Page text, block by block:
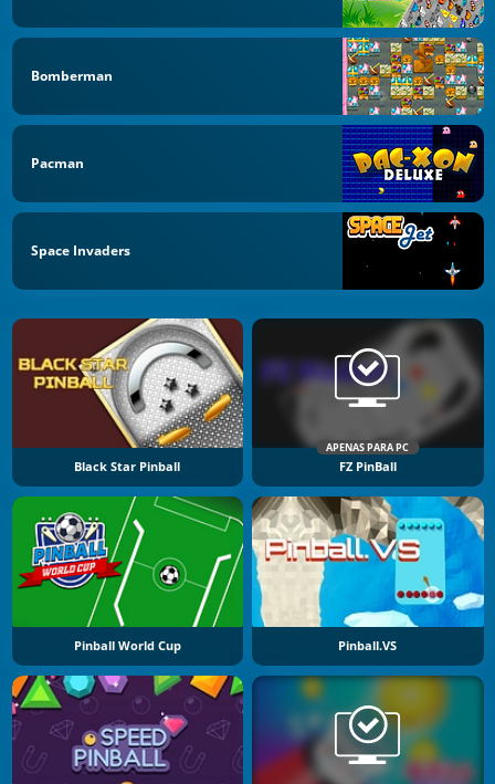
Bomberman
Pacman
Space Invaders
Black Star Pinball
APENAS PARA PC
FZ PinBall
Pinball World Cup Pinball.VS